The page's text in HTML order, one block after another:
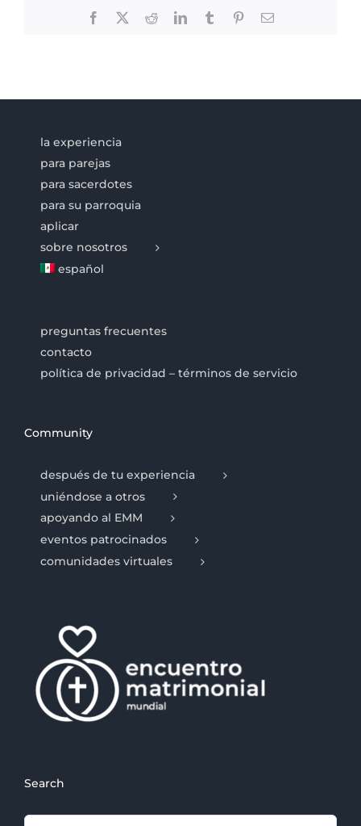
Facebook RedditLinkedInTumblr PinterestEmail
la experiencia
para parejas
para sacerdotes
para su parroquia
aplicar
sobre nosotros
español
preguntas frecuentes
contacto
política de privacidad – términos de servicio
Community
después de tu experiencia
uniéndose a otros
apoyando al EMM
eventos patrocinados
comunidades virtuales
Search